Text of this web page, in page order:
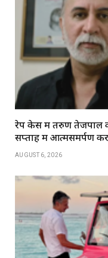
रेप केस में तरुण तेजपाल
सप्ताह में आत्मसमर्पण
AUGUST 6, 2026